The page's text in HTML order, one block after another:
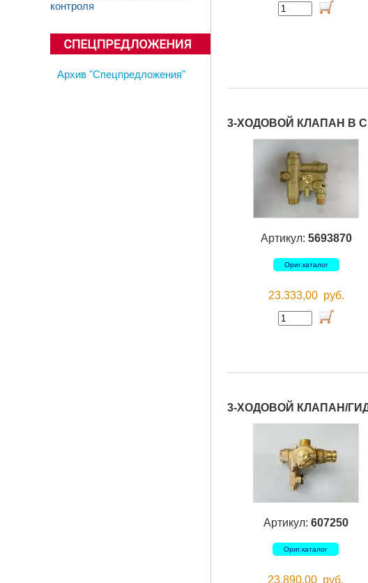
контроля
Архив "Спецпредложения"
3-ХОДОВОЙ КЛАПАН В
Артикул: 5693870
Ориг.каталог
23.333,00 руб.
3-ХОДОВОЙ КЛАПАН/
Артикул: 607250
Ориг.каталог
23.890,00 руб.